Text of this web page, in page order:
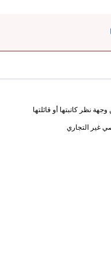
نظر كاتبتها أو قائلتها
غير التجاري